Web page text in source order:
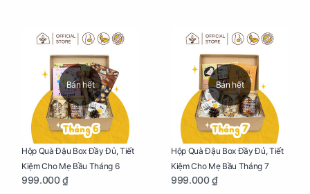
Bán hết
Hộp Quà Đậu Box Đầy Đủ, Tiết
Kiệm Cho Mẹ Bầu Tháng 6
999.000 ₫
Bán hết
Hộp Quà Đậu Box Đầy Đủ, Tiết
Kiệm Cho Mẹ Bầu Tháng 7
999.000 ₫